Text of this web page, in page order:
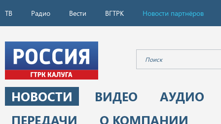
ТВ Радио Вести ВГТРК Новости партнёров
НОВОСТИ ВИДЕО
АУДИО
ПЕРЕДАЧИ
О КОМПАНИИ